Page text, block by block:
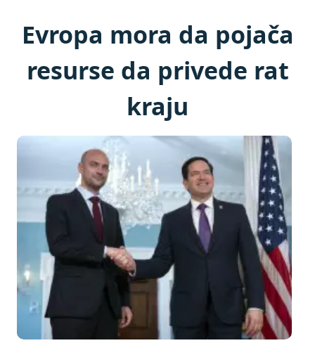
Evropa mora da pojača
resurse da privede rat
kraju